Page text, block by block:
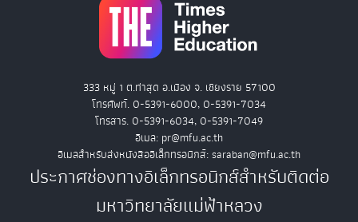
333 หมู่ 1 ต.ท่าสุด อ.เมือง จ. เชียงราย 57100
โทรศัพท์. 0-5391-6000, 0-5391-7034
โทรสาร. 0-5391-6034, 0-5391-7049
อีเมล: pr@mfu.ac.th
อีเมลสำหรับส่งหนังสืออิเล็กทรอนิกส์: saraban@mfu.ac.th
ประกาศช่องทางอิเล็กทรอนิกส์สำหรับติดต่อ
มหาวิทยาลัยแม่ฟ้าหลวง